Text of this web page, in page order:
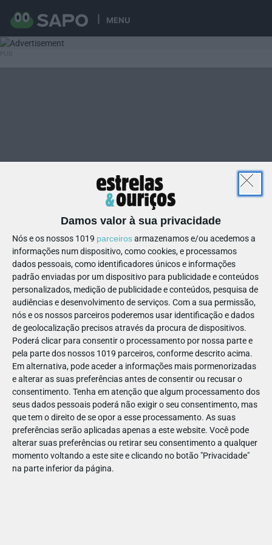
MENU
Damos valor à sua privacidade
Nós e os nossos 1019 parceirosarmazenamos e/ou acedemos a
informações num dispositivo, como cookies, e processamos
dados pessoais, como identificadores únicos e informações
padrão enviadas por um dispositivo para publicidade e conteúdos
personalizados, medição de publicidade e conteúdos, pesquisa de
audiências e desenvolvimento de serviços. Com a sua permissão,
nós e os nossos parceiros poderemos usar identificação e dados
de geolocalização precisos através da procura de dispositivos.
Poderá clicar para consentir o processamento por nossa parte e
pela parte dos nossos 1019 parceiros, conforme descrito acima.
Em alternativa, pode aceder a informações mais pormenorizadas
e alterar as suas preferências antes de consentir ou recusar o
consentimento. Tenha em atenção que algum processamento dos
seus dados pessoais poderá não exigir o seu consentimento, mas
que tem o direito de se opor a esse processamento. As suas
preferências serão aplicadas apenas a este website. Você pode
alterar suas preferências ou retirar seu consentimento a qualquer
momento voltando a este site e clicando no botão "Privacidade"
na parte inferior da página.
10
194361957987710